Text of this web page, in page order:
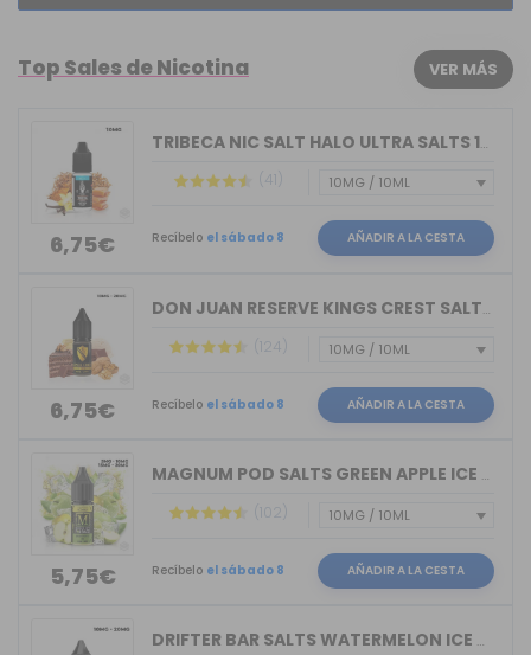
Top Sales de Nicotina VER MÁS
6,75€
TRIBECA NIC SALT HALO ULTRA SALTS 10M...
(41)
Recíbelo el sábado 8 AÑADIR A LA CESTA
6,75€
DON JUAN RESERVE KINGS CREST SALTS 10ML
(124)
Recíbelo el sábado 8 AÑADIR A LA CESTA
5,75€
MAGNUM POD SALTS GREEN APPLE ICE 10ML
(102)
Recíbelo el sábado 8 AÑADIR A LA CESTA
DRIFTER BAR SALTS WATERMELON ICE JUIC...